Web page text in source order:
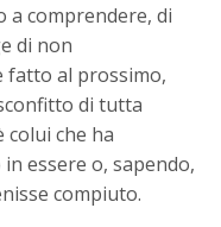
a comprendere, di
di non
fatto al prossimo,
di tutta
colui che ha
essere o, sapendo,
compiuto.